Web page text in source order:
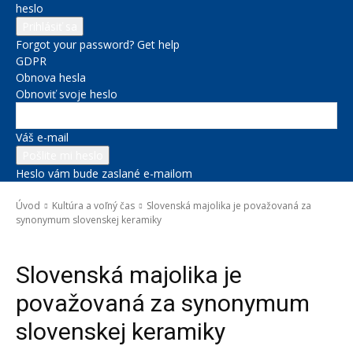
heslo
Forgot your password? Get help
GDPR
Obnova hesla
Obnoviť svoje heslo
Váš e-mail
Heslo vám bude zaslané e-mailom
Úvod Kultúra a voľný čas
Slovenská majolika je považovaná za
synonymum slovenskej keramiky
Slovenská majolika je
považovaná za synonymum
slovenskej keramiky